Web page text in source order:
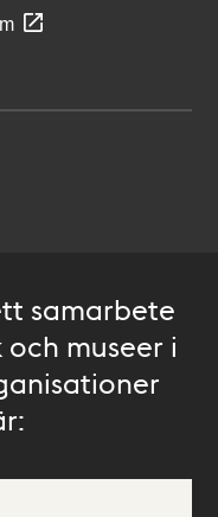
samarbete
museer i